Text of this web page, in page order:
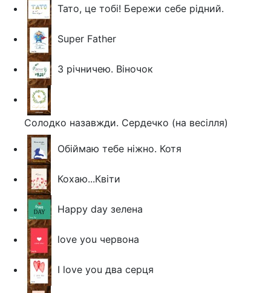
Тато, це тобі! Бережи себе рідний.
Super Father
З річничею. Віночок
Солодко назавжди. Сердечко (на весілля)
Обіймаю тебе ніжно. Котя
Кохаю...Квіти
Happy day зелена
love you червона
I love you два серця